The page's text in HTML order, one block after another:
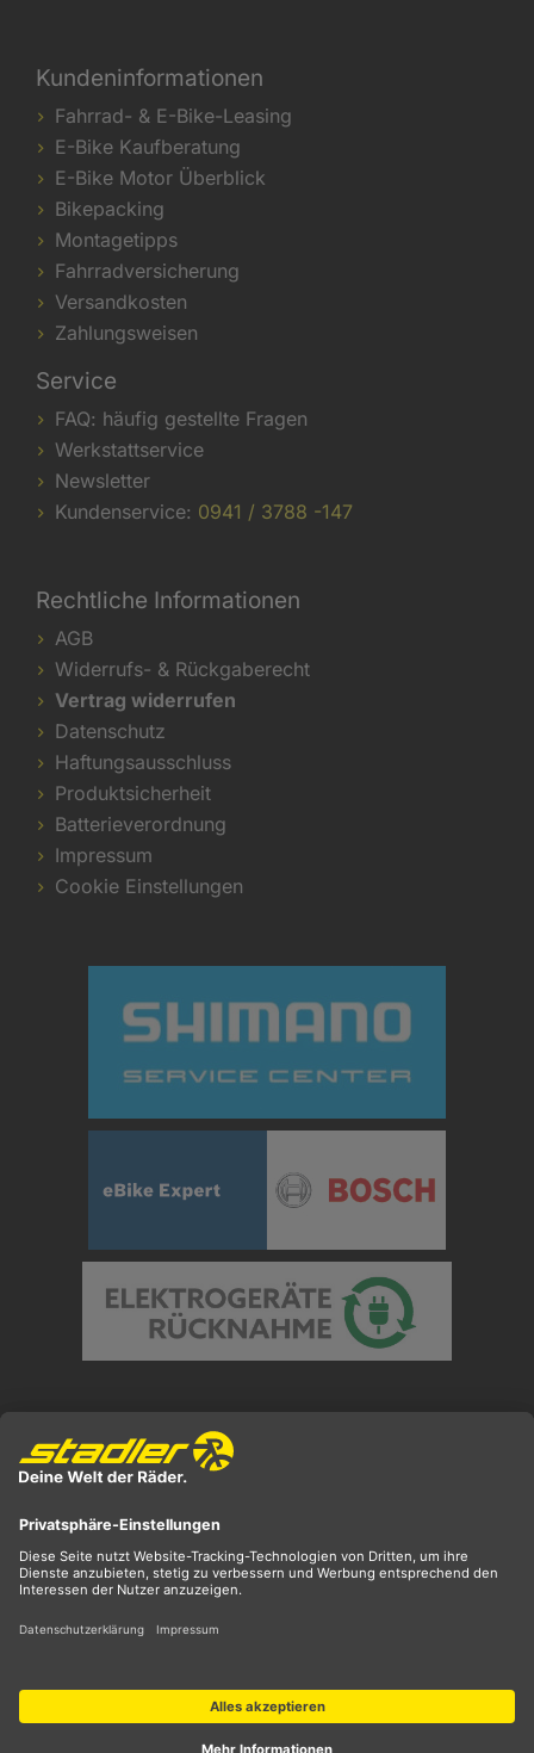
Kundeninformationen
Fahrrad- & E-Bike-Leasing
E-Bike Kaufberatung
E-Bike Motor Überblick
Bikepacking
Montagetipps
Fahrradversicherung
Versandkosten
Zahlungsweisen
Service
FAQ: häufig gestellte Fragen
Werkstattservice
Newsletter
Kundenservice: 0941 / 3788 -147
Rechtliche Informationen
AGB
Widerrufs- & Rückgaberecht
Vertrag widerrufen
Datenschutz
Haftungsausschluss
Produktsicherheit
Batterieverordnung
Impressum
Cookie Einstellungen
** ehemaliger UVP